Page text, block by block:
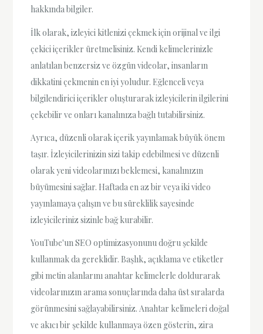
hakkında bilgiler.
İlk olarak, izleyici kitlenizi çekmek için orijinal ve ilgi
çekici içerikler üretmelisiniz. Kendi kelimelerinizle
anlatılan benzersiz ve özgün videolar, insanların
dikkatini çekmenin en iyi yoludur. Eğlenceli veya
bilgilendirici içerikler oluşturarak izleyicilerin ilgilerini
çekebilir ve onları kanalınıza bağlı tutabilirsiniz.
Ayrıca, düzenli olarak içerik yayınlamak büyük önem
taşır. İzleyicilerinizin sizi takip edebilmesi ve düzenli
olarak yeni videolarınızı beklemesi, kanalınızın
büyümesini sağlar. Haftada en az bir veya iki video
yayınlamaya çalışın ve bu süreklilik sayesinde
izleyicileriniz sizinle bağ kurabilir.
YouTube'un SEO optimizasyonunu doğru şekilde
kullanmak da gereklidir. Başlık, açıklama ve etiketler
gibi metin alanlarını anahtar kelimelerle doldurarak
videolarınızın arama sonuçlarında daha üst sıralarda
görünmesini sağlayabilirsiniz. Anahtar kelimeleri doğal
ve akıcı bir şekilde kullanmaya özen gösterin, zira